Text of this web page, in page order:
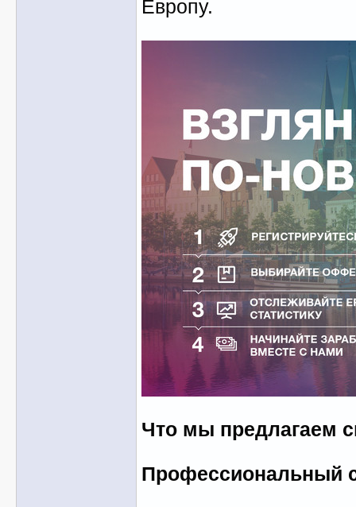
Европу.
Что мы предлагаем
Профессиональный